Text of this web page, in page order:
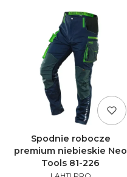
Spodnie robocze
premium niebieskie Neo
Tools 81-226
PRODUCENT